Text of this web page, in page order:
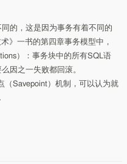
的，这是因为事务有着不同的
》一书的第四章事务模型中，
）：事务块中的所有SQL语
因之一失败都回滚。
（Savepoint）机制，可以认为就